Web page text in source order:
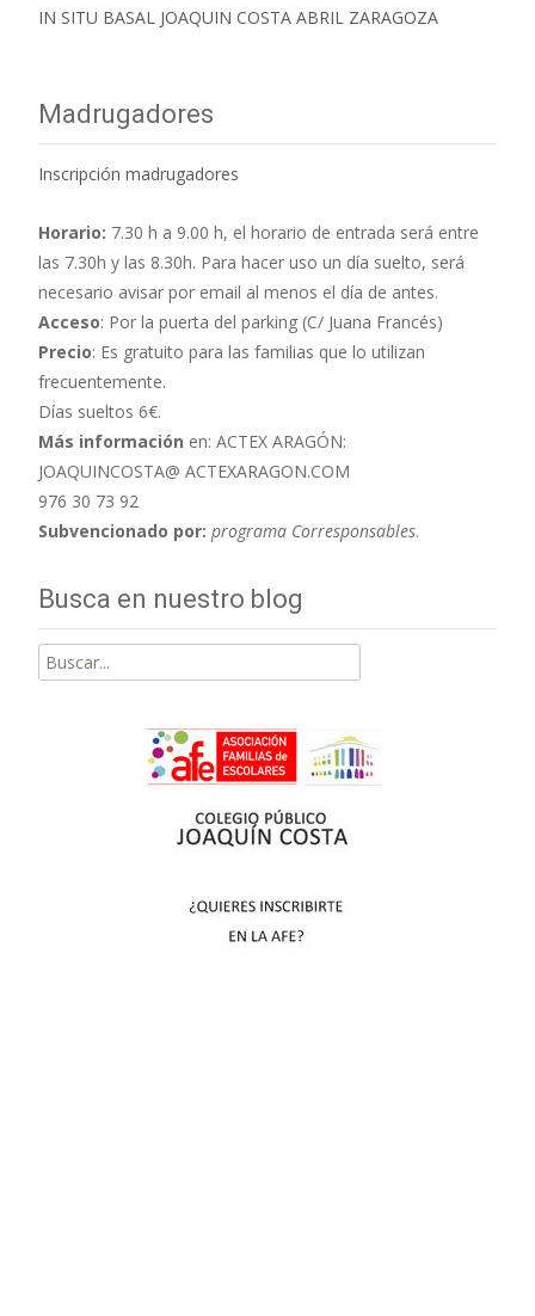
IN SITU BASAL JOAQUIN COSTA ABRIL ZARAGOZA
Madrugadores
Inscripción madrugadores
Horario: 7.30 h a 9.00 h, el horario de entrada será entre
las 7.30h y las 8.30h. Para hacer uso un día suelto, será
necesario avisar por email al menos el día de antes.
Acceso: Por la puerta del parking (C/ Juana Francés)
Precio: Es gratuito para las familias que lo utilizan
frecuentemente.
Días sueltos 6€.
Más información en: ACTEX ARAGÓN:
JOAQUINCOSTA@ ACTEXARAGON.COM
976 30 73 92
Subvencionado por: programa Corresponsables.
Busca en nuestro blog
Buscar
por: